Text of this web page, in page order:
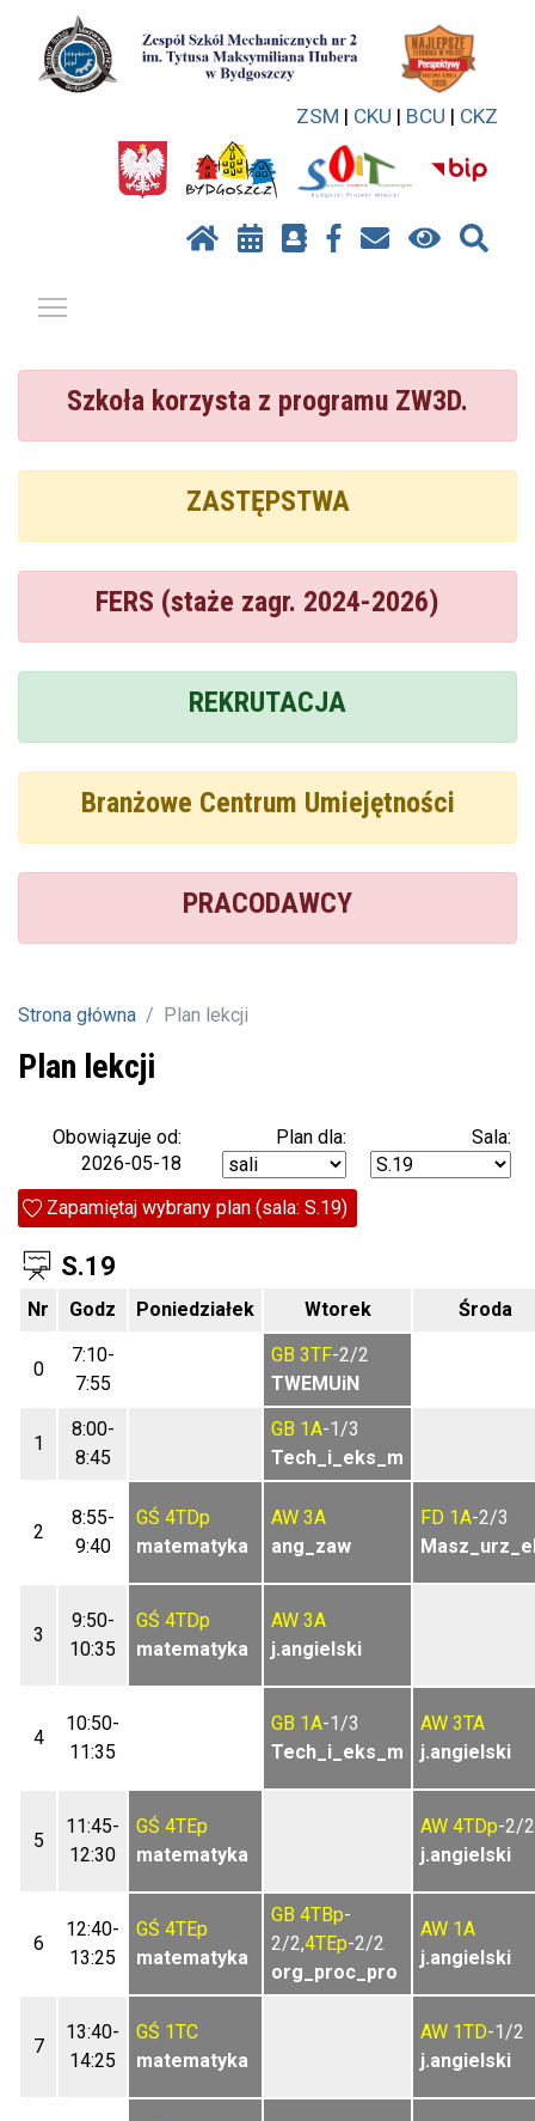
ZSM | CKU | BCU | CKZ
Szkoła korzysta z programu ZW3D.
ZASTĘPSTWA
FERS (staże zagr. 2024-2026)
REKRUTACJA
Branżowe Centrum Umiejętności
PRACODAWCY
Strona główna Plan lekcji
Plan lekcji
Obowiązuje od:
2026-05-18
Plan dla: Sala:
Zapamiętaj wybrany plan (sala: S.19)
S.19
Nr Godz Poniedziałek Wtorek Środa
0
7:10-
7:55
GB 3TF-2/2
TWEMUiN
1
8:00-
8:45
GB 1A-1/3
Tech_i_eks_m
2
8:55-
9:40
GŚ 4TDp
matematyka
AW 3A
ang_zaw
FD 1A-2/3
3
9:50-
10:35
GŚ 4TDp
matematyka
AW 3A
j.angielski
4
10:50-
11:35
GB 1A-1/3
Tech_i_eks_m
AW 3TA
j.angielski
5
11:45-
12:30
GŚ 4TEp
matematyka
AW 4TDp-2/2
j.angielski
6
12:40-
13:25
GŚ 4TEp
matematyka
GB 4TBp-
2/2,4TEp-2/2
org_proc_pro
AW 1A
j.angielski
7
13:40-
14:25
GŚ 1TC
matematyka
AW 1TD-1/2
j.angielski